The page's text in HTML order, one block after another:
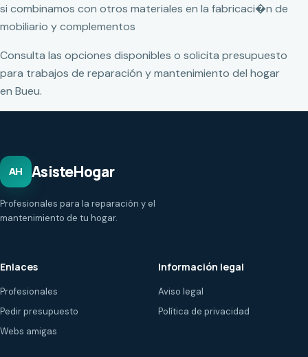
si combinamos con otros materiales en la fabricaci�n de
mobiliario y complementos
Consulta las opciones disponibles o solicita presupuesto
para trabajos de reparación y mantenimiento del hogar
en Bueu.
AH AsisteHogar
Profesionales para la reparación y el
mantenimiento de tu hogar.
Enlaces
Profesionales
Pedir presupuesto
Webs amigas
Información legal
Aviso legal
Política de privacidad